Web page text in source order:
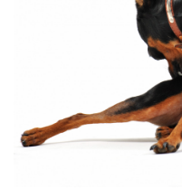
Perii și piepteni câini
Șervețele umede câini
Accesorii câini
Zgărzi, lese, hamuri câini
Clești pentru unghii pisici
Perii și piepteni pisici
Șervețele umede pisici
Accesorii pisici
Casete, tăvi și litiere pisici
Suplimente și vitamine
Antiparazitare interne
Deparazitare Externa Pisici
Dermatologice pisici
Antiseptice